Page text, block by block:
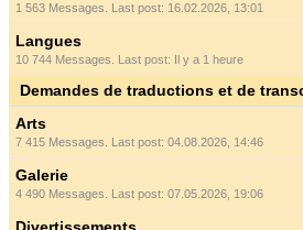
1 563 Messages. Last post: 16.02.2026, 13:01
Langues
10 744 Messages. Last post: Il y a 1 heure
Demandes de traductions et de
Arts
7 415 Messages. Last post: 04.08.2026, 14:46
Galerie
4 490 Messages. Last post: 07.05.2026, 19:06